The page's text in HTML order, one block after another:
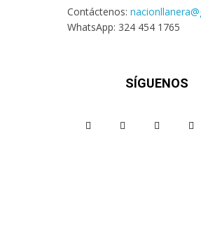
Contáctenos:
WhatsApp: 324 454 1765
SÍGUENOS